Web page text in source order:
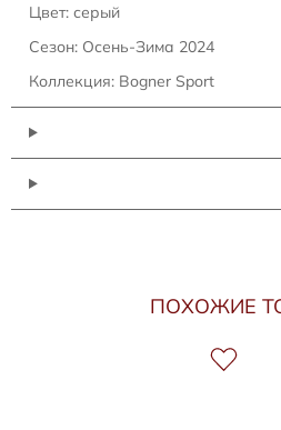
Цвет: серый
Сезон: Осень-Зима 2024
Коллекция: Bogner Sport
ПОХОЖИЕ